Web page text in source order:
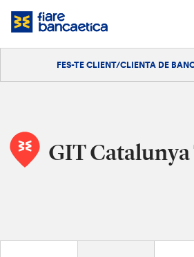
Salta
Iniciar sessióFES-TE CLIENT/CLIENTA DE
GIT